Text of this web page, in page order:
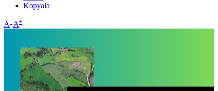
Kopyala
A- A+